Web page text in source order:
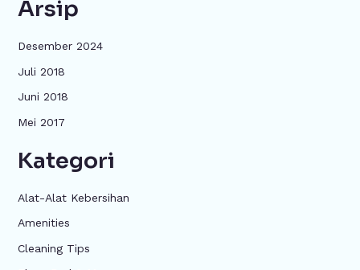
Arsip
Desember 2024
Juli 2018
Juni 2018
Mei 2017
Kategori
Alat-Alat Kebersihan
Amenities
Cleaning Tips